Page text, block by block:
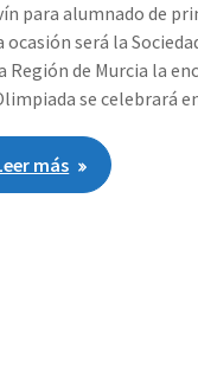
para alumnado de
ocasión será la
Región de Murcia la
se celebrará
más